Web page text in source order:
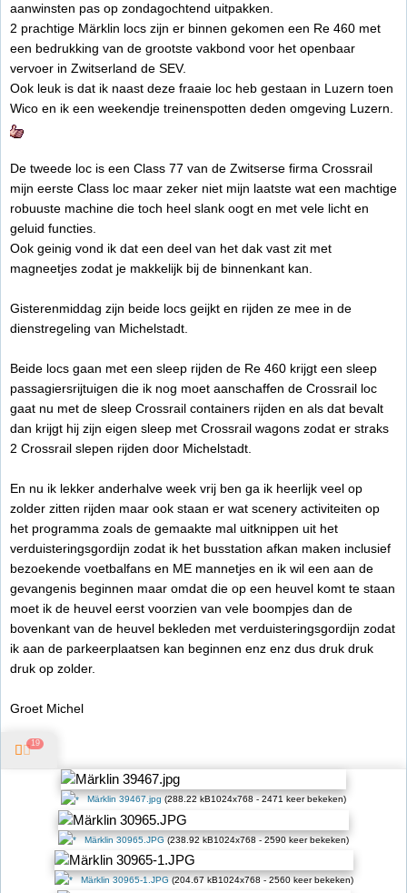
aanwinsten pas op zondagochtend uitpakken.
2 prachtige Märklin locs zijn er binnen gekomen een Re 460 met
een bedrukking van de grootste vakbond voor het openbaar
vervoer in Zwitserland de SEV.
Ook leuk is dat ik naast deze fraaie loc heb gestaan in Luzern toen
Wico en ik een weekendje treinenspotten deden omgeving Luzern.
De tweede loc is een Class 77 van de Zwitserse firma Crossrail
mijn eerste Class loc maar zeker niet mijn laatste wat een machtige
robuuste machine die toch heel slank oogt en met vele licht en
geluid functies.
Ook geinig vond ik dat een deel van het dak vast zit met
magneetjes zodat je makkelijk bij de binnenkant kan.
Gisterenmiddag zijn beide locs geijkt en rijden ze mee in de
dienstregeling van Michelstadt.
Beide locs gaan met een sleep rijden de Re 460 krijgt een sleep
passagiersrijtuigen die ik nog moet aanschaffen de Crossrail loc
gaat nu met de sleep Crossrail containers rijden en als dat bevalt
dan krijgt hij zijn eigen sleep met Crossrail wagons zodat er straks
2 Crossrail slepen rijden door Michelstadt.
En nu ik lekker anderhalve week vrij ben ga ik heerlijk veel op
zolder zitten rijden maar ook staan er wat scenery activiteiten op
het programma zoals de gemaakte mal uitknippen uit het
verduisteringsgordijn zodat ik het busstation afkan maken inclusief
bezoekende voetbalfans en ME mannetjes en ik wil een aan de
gevangenis beginnen maar omdat die op een heuvel komt te staan
moet ik de heuvel eerst voorzien van vele boompjes dan de
bovenkant van de heuvel bekleden met verduisteringsgordijn zodat
ik aan de parkeerplaatsen kan beginnen enz enz dus druk druk
druk op zolder.
Groet Michel
19
Märklin 39467.jpg(288.22 kB1024x768 - 2471 keer bekeken)
Märklin 30965.JPG(238.92 kB1024x768 - 2590 keer bekeken)
Märklin 30965-1.JPG(204.67 kB1024x768 - 2560 keer bekeken)